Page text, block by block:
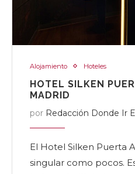
Alojamiento Hoteles
HOTEL SILKEN
MADRID
por Redacción Donde Ir
El Hotel Silken Puerta
singular como pocos.